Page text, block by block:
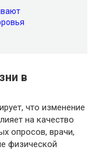
в
что изменение
на качество
опросов, врачи,
физической